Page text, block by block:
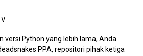
versi Python yang lebih lama, Anda
PPA, repositori pihak ketiga